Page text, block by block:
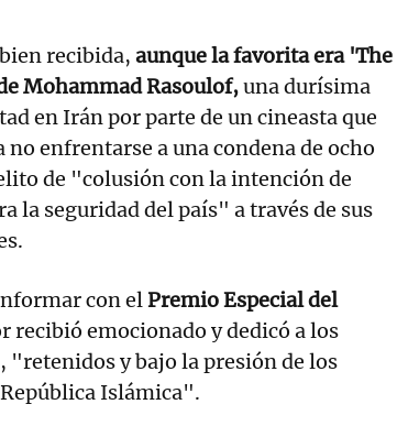
recibida, aunque la favorita era 'The
Mohammad Rasoulof,una durísima
en Irán por parte de un cineasta que
no enfrentarse a una condena de ocho
de "colusión con la intención de
la seguridad del país" a través de sus
con elPremio Especial del
recibió emocionado y dedicó a los
"retenidos y bajo la presión de los
Islámica".